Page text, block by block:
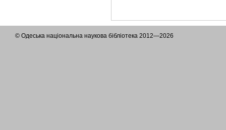
© Одеська національна наукова бібліотека 2012—2026